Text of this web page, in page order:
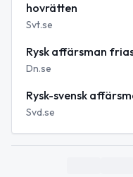
hovrätten
Svt.se
Rysk affärsman
Dn.se
Rysk-svensk
Svd.se